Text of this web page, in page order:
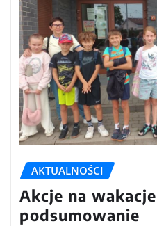
AKTUALNOŚCI
Akcje na
podsumowanie